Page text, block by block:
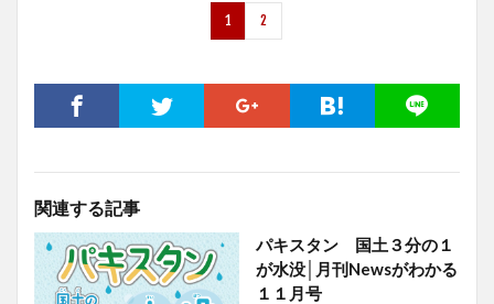
1 2
関連する記事
パキスタン 国土３分の１
が水没│月刊Newsがわかる
１１月号